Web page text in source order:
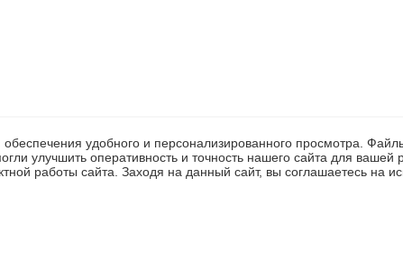
удобного и персонализированного просмотра.
улучшить оперативность и точность нашего сайта для
работы сайта. Заходя на данный сайт, вы соглашаетесь на